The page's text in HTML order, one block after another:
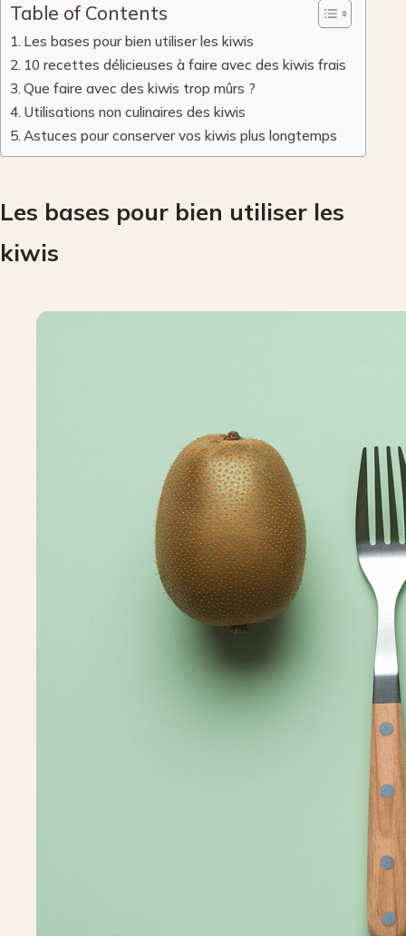
Table of Contents
Les bases pour bien utiliser les kiwis
10 recettes délicieuses à faire avec des kiwis frais
Que faire avec des kiwis trop mûrs ?
Utilisations non culinaires des kiwis
Astuces pour conserver vos kiwis plus longtemps
Les bases pour bien utiliser les
kiwis